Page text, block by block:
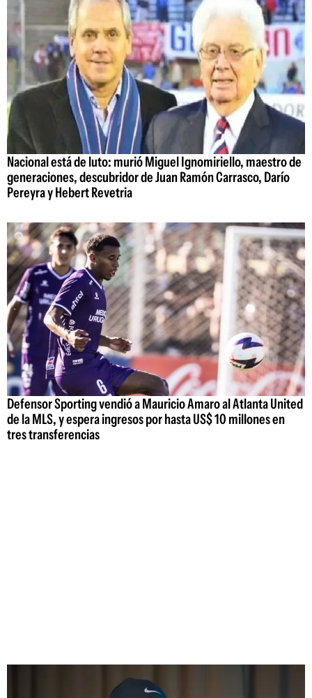
Nacional está de luto: murió Miguel Ignomiriello, maestro de
generaciones, descubridor de Juan Ramón Carrasco, Darío
Pereyra y Hebert Revetria
Defensor Sporting vendió a Mauricio Amaro al Atlanta United
de la MLS, y espera ingresos por hasta US$ 10 millones en
tres transferencias